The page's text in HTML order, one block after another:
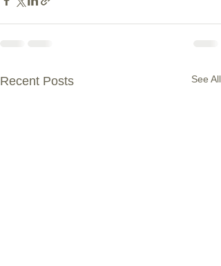
Recent Posts See All